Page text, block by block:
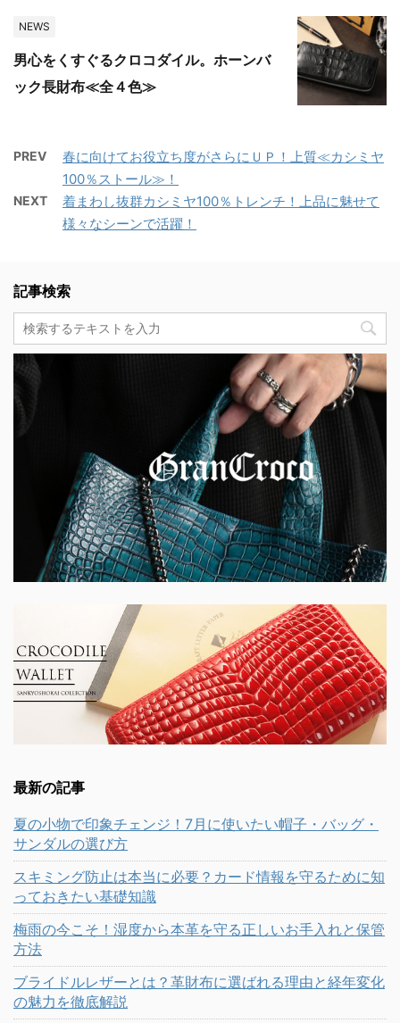
NEWS
男心をくすぐるクロコダイル。ホーンバ
ック長財布≪全４色≫
PREV
春に向けてお役立ち度がさらにＵＰ！上質≪カシミヤ
100％ストール≫！
NEXT
着まわし抜群カシミヤ100％トレンチ！上品に魅せて
様々なシーンで活躍！
記事検索
最新の記事
夏の小物で印象チェンジ！7月に使いたい帽子・バッグ・
サンダルの選び方
スキミング防止は本当に必要？カード情報を守るために知
っておきたい基礎知識
梅雨の今こそ！湿度から本革を守る正しいお手入れと保管
方法
ブライドルレザーとは？革財布に選ばれる理由と経年変化
の魅力を徹底解説